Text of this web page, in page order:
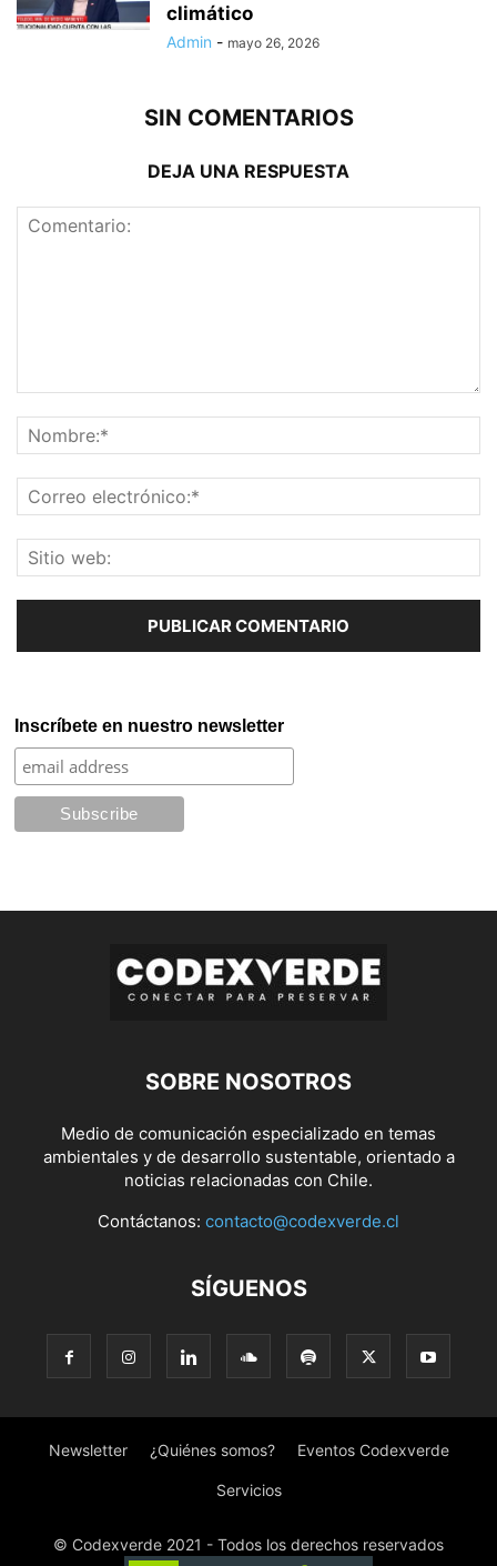
climático
Admin - mayo 26, 2026
SIN COMENTARIOS
DEJA UNA RESPUESTA
Inscríbete en nuestro newsletter
SOBRE NOSOTROS
Medio de comunicación especializado en temas
ambientales y de desarrollo sustentable, orientado a
noticias relacionadas con Chile.
Contáctanos: contacto@codexverde.cl
SÍGUENOS
Newsletter ¿Quiénes somos? Eventos Codexverde
Servicios
© Codexverde 2021 - Todos los derechos reservados